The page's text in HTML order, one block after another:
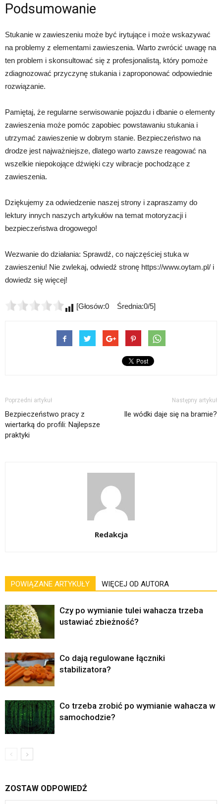
Podsumowanie
Stukanie w zawieszeniu może być irytujące i może wskazywać
na problemy z elementami zawieszenia. Warto zwrócić uwagę na
ten problem i skonsultować się z profesjonalistą, który pomoże
zdiagnozować przyczynę stukania i zaproponować odpowiednie
rozwiązanie.
Pamiętaj, że regularne serwisowanie pojazdu i dbanie o elementy
zawieszenia może pomóc zapobiec powstawaniu stukania i
utrzymać zawieszenie w dobrym stanie. Bezpieczeństwo na
drodze jest najważniejsze, dlatego warto zawsze reagować na
wszelkie niepokojące dźwięki czy wibracje pochodzące z
zawieszenia.
Dziękujemy za odwiedzenie naszej strony i zapraszamy do
lektury innych naszych artykułów na temat motoryzacji i
bezpieczeństwa drogowego!
Wezwanie do działania: Sprawdź, co najczęściej stuka w
zawieszeniu! Nie zwlekaj, odwiedź stronę https://www.oytam.pl/ i
dowiedz się więcej!
[Głosów:0 Średnia:0/5]
Poprzedni artykuł
Bezpieczeństwo pracy z
wiertarką do profili: Najlepsze
praktyki
Następny artykuł
Ile wódki daje się na bramie?
Redakcja
POWIĄZANE ARTYKUŁY WIĘCEJ OD AUTORA
Czy po wymianie tulei wahacza trzeba
ustawiać zbieżność?
Co dają regulowane łączniki
stabilizatora?
Co trzeba zrobić po wymianie wahacza w
samochodzie?
ZOSTAW ODPOWIEDŹ